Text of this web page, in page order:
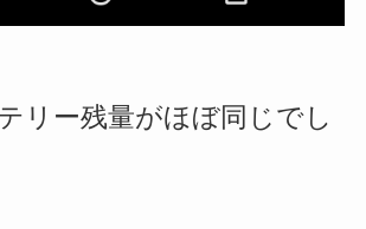
リー残量がほぼ同じでし